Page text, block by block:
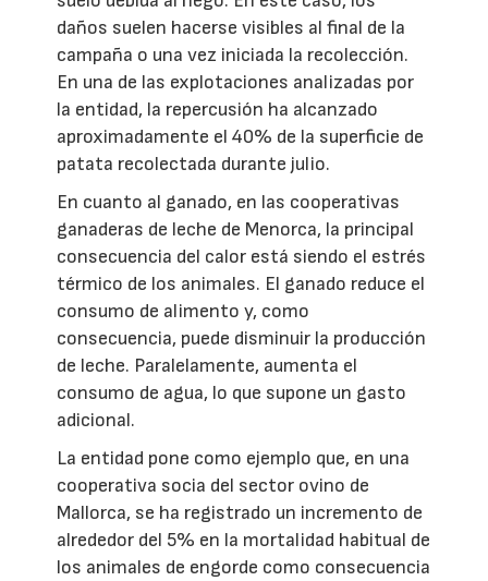
daños suelen hacerse visibles al final de la
campaña o una vez iniciada la recolección.
En una de las explotaciones analizadas por
la entidad, la repercusión ha alcanzado
aproximadamente el 40% de la superficie de
patata recolectada durante julio.
En cuanto al ganado, en las cooperativas
ganaderas de leche de Menorca, la principal
consecuencia del calor está siendo el estrés
térmico de los animales. El ganado reduce el
consumo de alimento y, como
consecuencia, puede disminuir la producción
de leche. Paralelamente, aumenta el
consumo de agua, lo que supone un gasto
adicional.
La entidad pone como ejemplo que, en una
cooperativa socia del sector ovino de
Mallorca, se ha registrado un incremento de
alrededor del 5% en la mortalidad habitual de
los animales de engorde como consecuencia